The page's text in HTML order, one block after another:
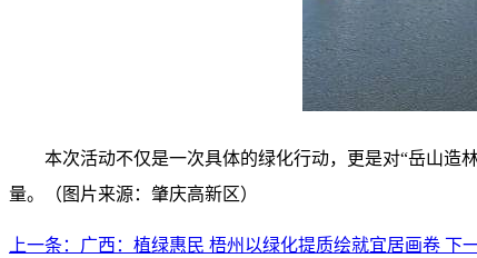
本次活动不仅是一次具体的绿化行动，更是对“岳山造
量。
（图片来源：肇庆高新区）
上一条： 广西：植绿惠民 梧州以绿化提质绘就宜居画卷 下